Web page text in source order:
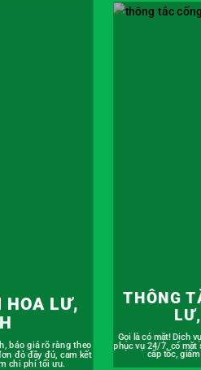
TẠI HOA
Hoa Lư, Ninh Bình
sự cố tắc nghẽn
sinh hoạt.
THÔNG
HOA
Bồn cầu nhà bạn
mặt sau 15 phút để
24/